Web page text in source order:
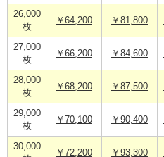
26,000
枚
￥64,200 ￥81,800
27,000
枚
￥66,200 ￥84,600
28,000
枚
￥68,200 ￥87,500
29,000
枚
￥70,100 ￥90,400
30,000
￥72,200 ￥93,300